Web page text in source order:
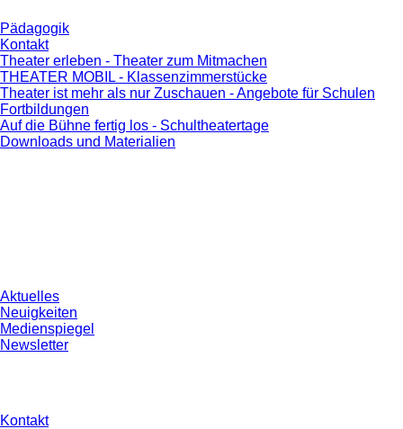
Pädagogik
Kontakt
Theater erleben - Theater zum Mitmachen
THEATER MOBIL - Klassenzimmerstücke
Theater ist mehr als nur Zuschauen - Angebote für Schulen
Fortbildungen
Auf die Bühne fertig los - Schultheatertage
Downloads und Materialien
Aktuelles
Neuigkeiten
Medienspiegel
Newsletter
Kontakt